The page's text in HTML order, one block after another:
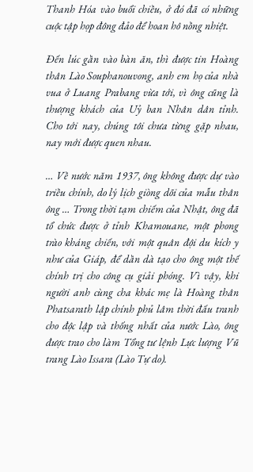
Thanh Hóa vào buổi chiều, ở đó đã có những
cuộc tập họp đông đảo để hoan hô nồng nhiệt.
Đến lúc gần vào bàn ăn, thì được tin Hoàng
thân Lào Souphanouvong, anh em họ của nhà
vua ở Luang Prabang vừa tới, vì ông cũng là
thượng khách của Uỷ ban Nhân dân tỉnh.
Cho tới nay, chúng tôi chưa từng gặp nhau,
nay mới được quen nhau.
… Về nước năm 1937, ông không được dự vào
triều chính, do lý lịch giòng dõi của mẫu thân
ông … Trong thời tạm chiếm của Nhật, ông đã
tổ chức được ở tỉnh Khamouane, một phong
trào kháng chiến, với một quân đội du kích y
như của Giáp, để dần dà tạo cho ông một thế
chính trị cho công cụ giải phóng. Vì vậy, khi
người anh cùng cha khác mẹ là Hoàng thân
Phatsarath lập chính phủ lâm thời đấu tranh
cho độc lập và thống nhất của nước Lào, ông
được trao cho làm Tổng tư lệnh Lực lượng Vũ
trang Lào Issara (Lào Tự do).